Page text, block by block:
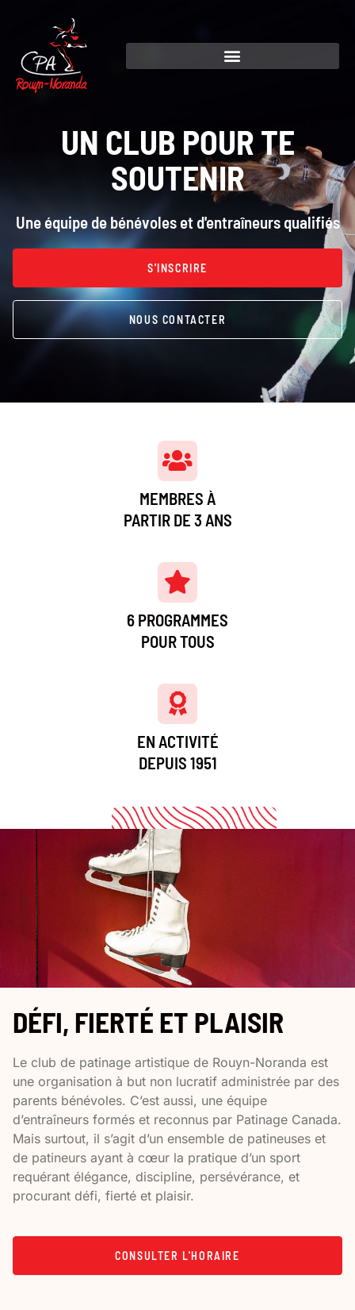
UN CLUB POUR TE
SOUTENIR
Une équipe de bénévoles et d'entraîneurs qualifiés
S'INSCRIRE
NOUS CONTACTER
MEMBRES À
PARTIR DE 3 ANS
6 PROGRAMMES
POUR TOUS
EN ACTIVITÉ
DEPUIS 1951
DÉFI, FIERTÉ ET PLAISIR
Le club de patinage artistique de Rouyn-Noranda est
une organisation à but non lucratif administrée par des
parents bénévoles. C’est aussi, une équipe
d’entraîneurs formés et reconnus par Patinage Canada.
Mais surtout, il s’agit d’un ensemble de patineuses et
de patineurs ayant à cœur la pratique d’un sport
requérant élégance, discipline, persévérance, et
procurant défi, fierté et plaisir.
CONSULTER L'HORAIRE